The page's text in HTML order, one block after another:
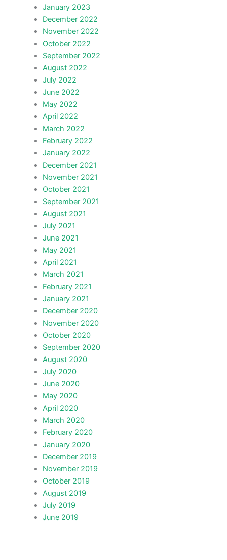
January 2023
December 2022
November 2022
October 2022
September 2022
August 2022
July 2022
June 2022
May 2022
April 2022
March 2022
February 2022
January 2022
December 2021
November 2021
October 2021
September 2021
August 2021
July 2021
June 2021
May 2021
April 2021
March 2021
February 2021
January 2021
December 2020
November 2020
October 2020
September 2020
August 2020
July 2020
June 2020
May 2020
April 2020
March 2020
February 2020
January 2020
December 2019
November 2019
October 2019
August 2019
July 2019
June 2019